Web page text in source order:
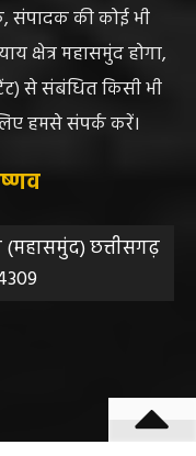
संपादक की कोई भी
क्षेत्र महासमुंद होगा,
से संबंधित किसी भी
हमसे संपर्क करें।
छत्तीसगढ़